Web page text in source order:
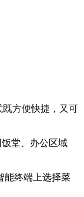
方便快捷，又可
堂、办公区域
能终端上选择菜